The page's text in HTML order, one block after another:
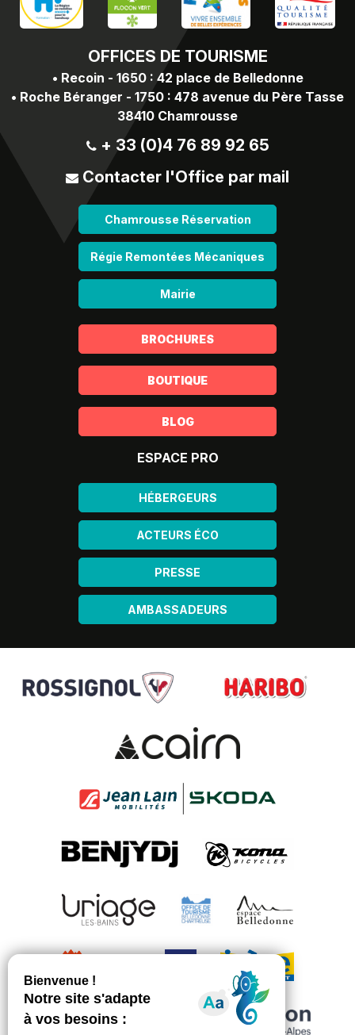
OFFICES DE TOURISME
• Recoin - 1650 : 42 place de Belledonne
• Roche Béranger - 1750 : 478 avenue du Père Tasse
38410 Chamrousse
+ 33 (0)4 76 89 92 65
Contacter l'Office par mail
Chamrousse Réservation
Régie Remontées Mécaniques
Mairie
BROCHURES
BOUTIQUE
BLOG
ESPACE PRO
HÉBERGEURS
ACTEURS ÉCO
PRESSE
AMBASSADEURS